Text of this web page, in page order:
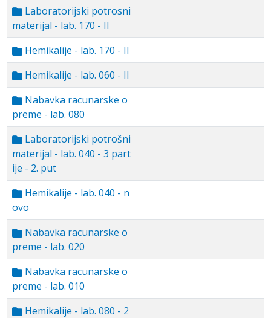
Laboratorijski potrosni
materijal - lab. 170 - II
Hemikalije - lab. 170 - II
Hemikalije - lab. 060 - II
Nabavka racunarske o
preme - lab. 080
Laboratorijski potrošni
materijal - lab. 040 - 3 part
ije - 2. put
Hemikalije - lab. 040 - n
ovo
Nabavka racunarske o
preme - lab. 020
Nabavka racunarske o
preme - lab. 010
Hemikalije - lab. 080 - 2